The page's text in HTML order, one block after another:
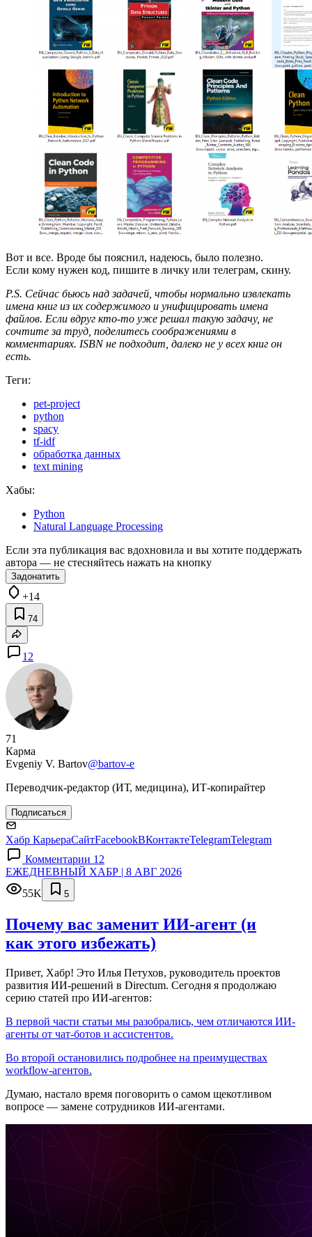
Вот и все. Вроде бы пояснил, надеюсь, было полезно.
Если кому нужен код, пишите в личку или телеграм, скину.
P.S. Сейчас бьюсь над задачей, чтобы нормально извлекать
имена книг из их содержимого и унифицировать имена
файлов. Если вдруг кто-то уже решал такую задачу, не
сочтите за труд, поделитесь соображениями в
комментариях. ISBN не подходит, далеко не у всех книг он
есть.
Теги:
pet-project
python
spacy
tf-idf
обработка данных
text mining
Хабы:
Python
Natural Language Processing
Если эта публикация вас вдохновила и вы хотите поддержать
автора — не стесняйтесь нажать на кнопку
Задонатить
+14
74
12
71
Карма
Evgeniy V. Bartov@bartov-e
Переводчик-редактор (ИТ, медицина), ИТ-копирайтер
Подписаться
Хабр КарьераСайтFacebookВКонтактеTelegramTelegram
Комментарии 12
ЕЖЕДНЕВНЫЙ ХАБР | 8 АВГ 2026
55K
5
Почему вас заменит ИИ‑агент (и
как этого избежать)
Привет, Хабр! Это Илья Петухов, руководитель проектов
развития ИИ-решений в Directum. Сегодня я продолжаю
серию статей про ИИ-агентов:
В первой части статьи мы разобрались, чем отличаются ИИ-
агенты от чат-ботов и ассистентов.
Во второй остановились подробнее на преимуществах
workflow-агентов.
Думаю, настало время поговорить о самом щекотливом
вопросе — замене сотрудников ИИ-агентами.